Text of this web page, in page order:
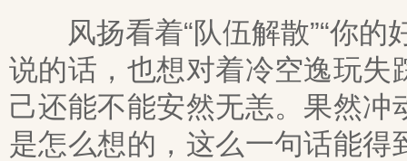
风扬看着“队伍解散”“你的
说的话，也想对着冷空逸玩
己还能不能安然无恙。果然
是怎么想的，这么一句话能